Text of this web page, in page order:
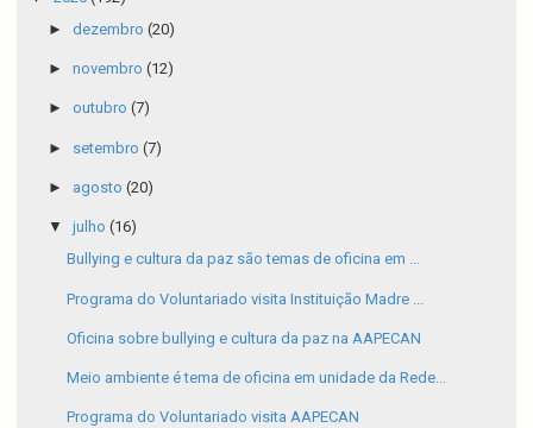
► dezembro (20)
► novembro (12)
► outubro (7)
► setembro (7)
► agosto (20)
▼ julho (16)
Bullying e cultura da paz são temas de oficina em ...
Programa do Voluntariado visita Instituição Madre ...
Oficina sobre bullying e cultura da paz na AAPECAN
Meio ambiente é tema de oficina em unidade da Rede...
Programa do Voluntariado visita AAPECAN